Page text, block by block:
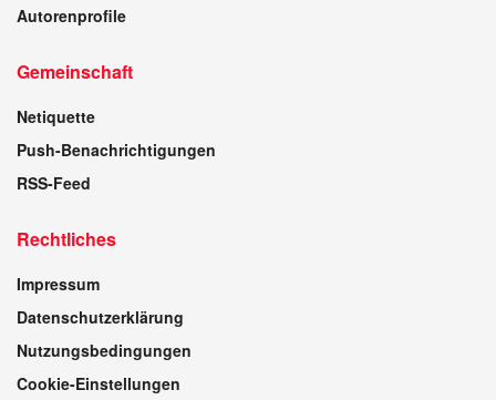
Autorenprofile
Gemeinschaft
Netiquette
Push-Benachrichtigungen
RSS-Feed
Rechtliches
Impressum
Datenschutzerklärung
Nutzungsbedingungen
Cookie-Einstellungen